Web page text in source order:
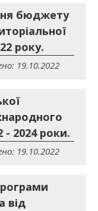
бюджету
року.
19.10.2022
- 2024 роки.
19.10.2022
від